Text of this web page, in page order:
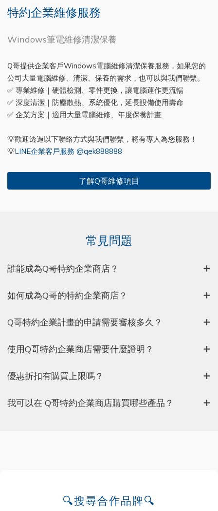
特約企業維修服務
Windows筆電維修清潔保養
Q哥提供企業客戶Windows電腦維修清潔保養服務，如果您的
公司大量電腦維修、清潔、保養的需求，也可以與我們聯繫。
✅ 專業維修｜硬體檢測、零件更換，讓電腦運作更流暢
✅ 深度清潔｜防塵散熱、系統優化，延長設備使用壽命
✅ 企業方案｜適用大量電腦維修、年度保養計畫
💡歡迎透過以下聯絡方式與我們聯繫，將有專人為您服務！
💡LINE企業客戶服務 @qek888888
了解Q哥維修項目
常見問題
誰能成為Q哥特約企業商店？
如何成為Q哥的特約企業商店？
Q哥特約企業計畫的申請需要審核多久？
使用Q哥特約企業商店需要什麼證明？
優惠折扣有購買上限嗎？
我可以在 Q哥特約企業商店購買哪些產品？
🔍搜尋合作品牌🔍